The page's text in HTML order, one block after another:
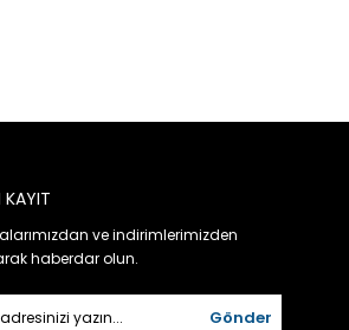
KAYIT
ve indirimlerimizden
haberdar olun.
Gönder